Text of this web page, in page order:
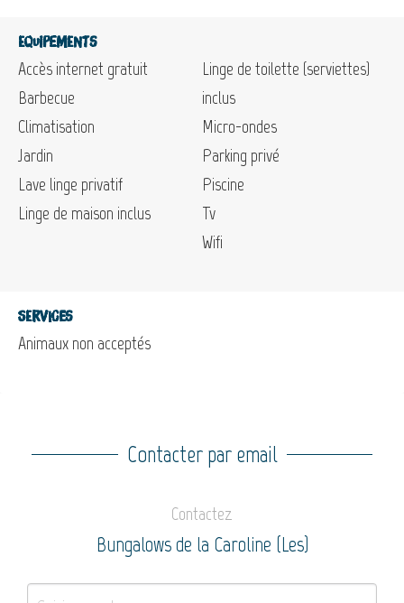
Equipements
Accès internet gratuit
Barbecue
Climatisation
Jardin
Lave linge privatif
Linge de maison inclus
Linge de toilette (serviettes)
inclus
Micro-ondes
Parking privé
Piscine
Tv
Wifi
Services
Animaux non acceptés
Contacter par email
Contactez
Bungalows de la Caroline (Les)